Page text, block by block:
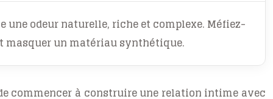
une odeur naturelle, riche et complexe. Méfiez-
masquer un matériau synthétique.
commencer à construire une relation intime avec